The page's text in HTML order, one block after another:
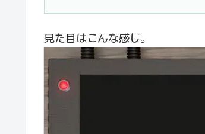
見た目はこんな感じ。